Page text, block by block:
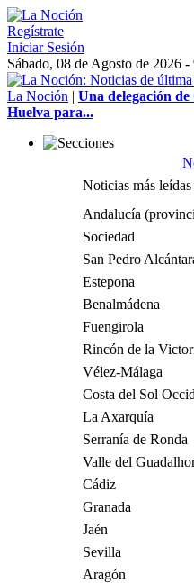
Regístrate
Iniciar Sesión
Sábado, 08 de Agosto de 2026 -
La Noción | Una delegación
Huelva para...
Noticias más leídas
Andalucía
Sociedad
San Pedro
Estepona
Benalmádena
Fuengirola
Rincón de la
Vélez-Málaga
Costa del Sol
La Axarquía
Serranía de Ronda
Valle del
Cádiz
Granada
Jaén
Sevilla
Aragón